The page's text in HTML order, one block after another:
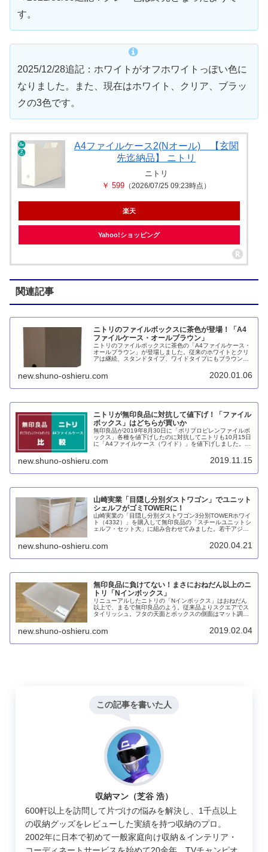
す。
2025/12/28追記：ホワイトがオフホワイトっぽい色に
なりました。また、現在はホワイト、クリア、ブラッ
クの3色です。
A4ファイルケース2(Nオール) 【玄関
先迄納品】 ニトリ
ニトリ
￥ 599 （2026/07/25 09:23時点）
楽天
Yahoo!ショッピング
関連記事
ニトリのファイルボックスに茶色が登場！「A4
ファイルケース・オールブラウン」
ニトリのファイルボックスに茶色の「A4ファイルケース・
オールブラウン」が登場しました。従来のホワイトとクリ
アは継続、スタンドタイプ、ワイドタイプにもブラウンが
new.shuno-oshieru.com 2020.01.06
ニトリが無印良品に対抗して値下げ！「ファイル
ボックス」はどちらが買いか
無印良品が2019年8月30日に「ポリプロピレンファイルボ
ックス」各種を値下げしたのに対抗してニトリも10月15日
に「A4ファイルケース（ワイド）」を値下げしました。基
new.shuno-oshieru.com 2019.11.15
山崎実業「目隠し分別ダストワゴン」でユニット
シェルフがゴミTOWERに！
山崎実業の「目隠し分別ダストワゴン3分別TOWERホワイ
ト（4332）」を購入して無印良品の「スチールユニットシ
ェルフ・セット大」に組み合わせてみました。若干アジャ
にフィットしました。上段にはニトリの「A4ファイルケー
スワイド」を3つ並べて計6種類の分別ゴミタワーができあ
new.shuno-oshieru.com 2020.04.21
無印良品に負けてない！まさにおねだん以上のニ
トリ「Nインボックス」
リニューアルしたニトリの「Nインボックス」はおねだん
以上で、まるで無印良品のよう。従来品よりスクエアでス
タイリッシュ。フタの天面とボックスの側面はマット調に
new.shuno-oshieru.com 2019.02.04
この記事を書いた人
収納マン（芝谷 浩）
600軒以上を訪問して片づけの悩みを解決し、1千点以上
の収納グッズをレビューした実績を持つ収納のプロ。
2002年に日本で初めて一般家庭向け収納＆インテリア・
コーディネートサービスを始めて20余年。TVチャンピオ